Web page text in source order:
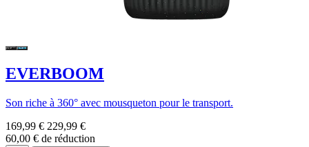
EVERBOOM
Son riche à 360° avec mousqueton pour le transport.
169,99 € 229,99 €
60,00 € de réduction